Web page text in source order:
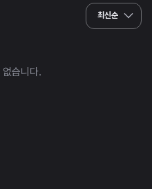
최신순
습니다.